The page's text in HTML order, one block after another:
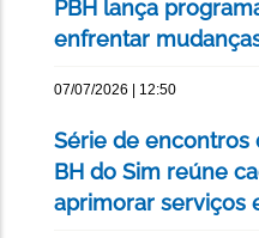
PBH lança
enfrentar
07/07/2026 | 12:50
Série de encontros
BH do Sim reúne
aprimorar serviços